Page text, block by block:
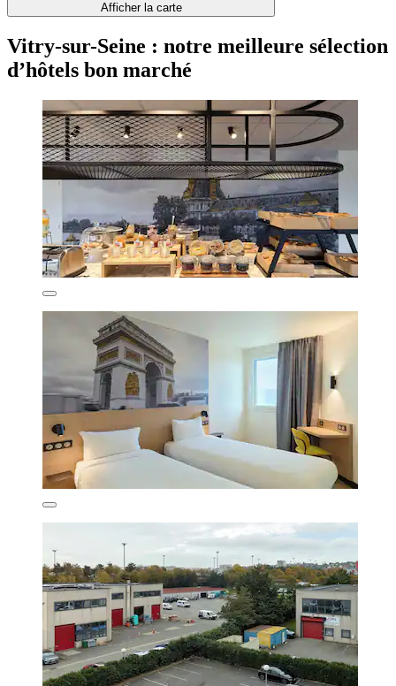
Afficher la carte
Vitry-sur-Seine : notre meilleure sélection
d’hôtels bon marché